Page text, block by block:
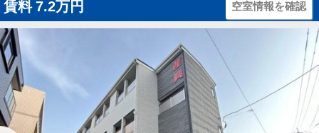
賃料 7.2万円 空室情報を確認